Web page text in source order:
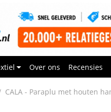
Over ons Recensies
CALA - Paraplu met houten